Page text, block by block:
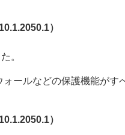
）
。
ールなどの保護機能が
）